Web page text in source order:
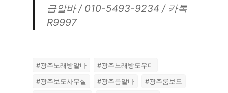
급알바 / 010-5493-9234 / 카톡
R9997
#광주노래방알바
#광주노래방도우미
#광주보도사무실
#광주룸알바
#광주룸보도